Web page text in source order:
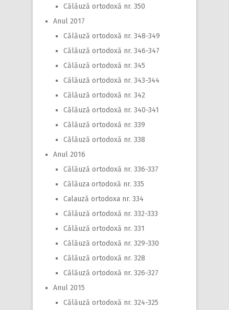
Călăuză ortodoxă nr. 350
Anul 2017
Călăuză ortodoxă nr. 348-349
Călăuză ortodoxă nr. 346-347
Călăuză ortodoxă nr. 345
Călăuză ortodoxă nr. 343-344
Călăuză ortodoxă nr. 342
Călăuză ortodoxă nr. 340-341
Călăuză ortodoxă nr. 339
Călăuză ortodoxă nr. 338
Anul 2016
Călăuză ortodoxă nr. 336-337
Călăuza ortodoxă nr. 335
Calauză ortodoxa nr. 334
Călăuză ortodoxă nr. 332-333
Călăuză ortodoxă nr. 331
Călăuză ortodoxă nr. 329-330
Călăuză ortodoxă nr. 328
Călăuză ortodoxă nr. 326-327
Anul 2015
Călăuză ortodoxă nr. 324-325